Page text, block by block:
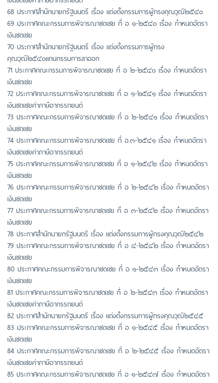
68 ประกาศสำนักนายกรัฐมนตรี เรื่อง แต่งตั้งกรรมการผู้ทรงคุณวุฒิ๒๕๔๐
69 ประกาศคณะกรรมการพิจารณาชดเชย ที่ อ ๑-๒๕๔๐ เรื่อง กำหนดอัตรา
เงินชดเชย
70 ประกาศสำนักนายกรัฐมนตรี เรื่อง แต่งตั้งกรรมการผู้ทรง
คุณวุฒิ๒๕๔๐แทนกรรมการลาออก
71 ประกาศคณะกรรมการพิจารณาชดเชย ที่ อ ๒-๒๕๔๐ เรื่อง กำหนดอัตรา
เงินชดเชย
72 ประกาศคณะกรรมการพิจารณาชดเชย ที่ อ ๑-๒๕๔๑ เรื่อง กำหนดอัตรา
เงินชดเชยค่าภาษีอากรรถยนต์
73 ประกาศคณะกรรมการพิจารณาชดเชย ที่ อ ๒-๒๕๔๑ เรื่อง กำหนดอัตรา
เงินชดเชย
74 ประกาศคณะกรรมการพิจารณาชดเชย ที่ อ.๓-๒๕๔๑ เรื่อง กำหนดอัตรา
เงินชดเชยค่าภาษีอากรรถยนต์
75 ประกาศคณะกรรมการพิจารณาชดเชย ที่ อ ๑-๒๕๔๒ เรื่อง กำหนดอัตรา
เงินชดเชย
76 ประกาศคณะกรรมการพิจารณาชดเชย ที่ อ ๒-๒๕๔๒ เรื่อง กำหนดอัตรา
เงินชดเชย
77 ประกาศคณะกรรมการพิจารณาชดเชย ที่ อ ๓-๒๕๔๒ เรื่อง กำหนดอัตรา
เงินชดเชย
78 ประกาศสำนักนายกรัฐมนตรี เรื่อง แต่งตั้งกรรมการผู้ทรงคุณวุฒิ๒๕๔๒
79 ประกาศคณะกรรมการพิจารณาชดเชย ที่ อ ๔-๒๕๔๒ เรื่อง กำหนดอัตรา
เงินชดเชย
80 ประกาศคณะกรรมการพิจารณาชดเชย ที่ อ ๑-๒๕๔๓ เรื่อง กำหนดอัตรา
เงินชดเชย
81 ประกาศคณะกรรมการพิจารณาชดเชย ที่ อ ๒-๒๕๔๓ เรื่อง กำหนดอัตรา
เงินชดเชยค่าภาษีอากรรถยนต์
82 ประกาศสำนักนายกรัฐมนตรี เรื่อง แต่งตั้งกรรมการผู้ทรงคุณวุฒิ๒๕๔๕
83 ประกาศคณะกรรมการพิจารณาชดเชย ที่ อ ๑-๒๕๔๕ เรื่อง กำหนดอัตรา
เงินชดเชย
84 ประกาศคณะกรรมการพิจารณาชดเชย ที่ อ ๒-๒๕๔๕ เรื่อง กำหนดอัตรา
เงินชดเชยค่าภาษีอากรรถยนต์
85 ประกาศคณะกรรมการพิจารณาชดเชย ที่ อ ๑-๒๕๔๗ เรื่อง กำหนดอัตรา